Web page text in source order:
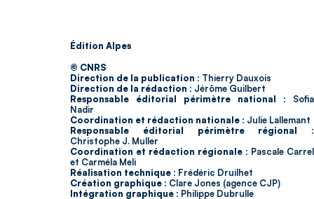
Édition Alpes
© CNRS
Direction de la publication : Thierry Dauxois
Direction de la rédaction : Jérôme Guilbert
Responsable éditorial périmètre national : Sofia
Nadir
Coordination et rédaction nationale : Julie Lallemant
Responsable éditorial périmètre régional :
Christophe J. Muller
Coordination et rédaction régionale : Pascale Carrel
et Carméla Meli
Réalisation technique : Frédéric Druilhet
Création graphique : Clare Jones (agence CJP)
Intégration graphique : Philippe Dubrulle